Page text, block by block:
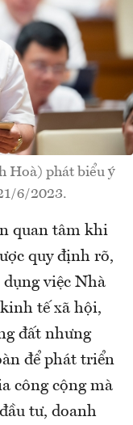
Hoà) phát biểu ý
6/2023.
quan tâm khi
quy định rõ,
việc Nhà
tế xã hội,
đất nhưng
để phát triển
công cộng mà
tư, doanh